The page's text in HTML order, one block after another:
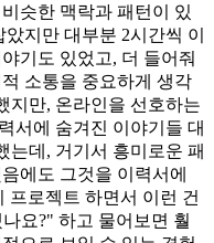
슷한 맥락과 패턴이 있
지만 대부분 2시간씩 이
기도 있었고, 더 들어줘
소통을 중요하게 생각
지만, 온라인을 선호하는
서에 숨겨진 이야기들 대
는데, 거기서 흥미로운 패
에도 그것을 이력서에
프로젝트 하면서 이런 건
요?" 하고 물어보면 훨